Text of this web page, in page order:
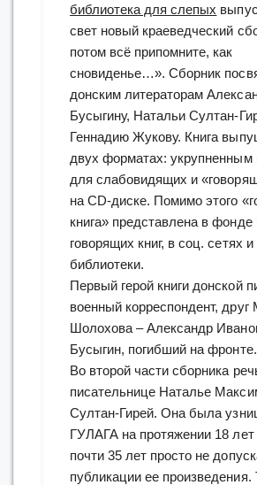
библиотека для слепых
свет новый краеведческий
потом всё припомните, как
сновиденье…». Сборник
донским литераторам
Бусыгину, Натальи Султан-
Геннадию Жукову. Книга
двух форматах:
для слабовидящих и
на CD-диске. Помимо этого
книга» представлена в
говорящих книг, в соц. сетях
библиотеки.
Первый герой книги донской
военный корреспондент, друг
Шолохова – Александр
Бусыгин, погибший на фронте.
Во второй части сборника
писательнице Наталье
Султан-Гирей. Она была
ГУЛАГА на протяжении 18
почти 35 лет просто не
публикации ее произведения.